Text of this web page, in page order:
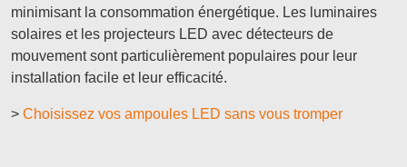
minimisant la consommation énergétique. Les luminaires
solaires et les projecteurs LED avec détecteurs de
mouvement sont particulièrement populaires pour leur
installation facile et leur efficacité.
> Choisissez vos ampoules LED sans vous tromper